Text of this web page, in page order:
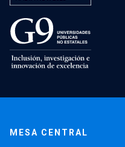
MESA CENTRAL